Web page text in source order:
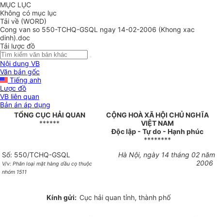
MỤC LỤC
Không có mục lục
Tải về (WORD)
Cong van so 550-TCHQ-GSQL ngay 14-02-2006 (Khong xac
dinh).doc
Tải lược đồ
Nội dung VB
Văn bản gốc
Tiếng anh
Lược đồ
VB liên quan
Bản án áp dụng
TỔNG CỤC HẢI QUAN
******
CỘNG HOÀ XÃ HỘI CHỦ NGHĨA
VIỆT NAM
Độc lập - Tự do - Hạnh phúc
********
Số: 550/TCHQ-GSQL
V/v: Phân loại mặt hàng dầu cọ thuộc
nhóm 1511
Hà Nội, ngày 14 tháng 02 năm
2006
Kính gửi: Cục hải quan tỉnh, thành phố